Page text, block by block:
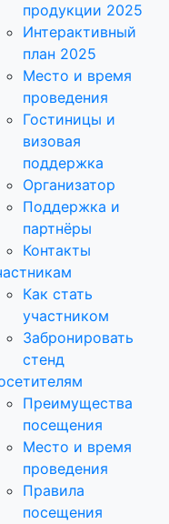
продукции 2025
Интерактивный
план 2025
Место и время
проведения
Гостиницы и
визовая
поддержка
Организатор
Поддержка и
партнёры
Контакты
Как стать
участником
Забронировать
стенд
Преимущества
посещения
Место и время
проведения
Правила
посещения